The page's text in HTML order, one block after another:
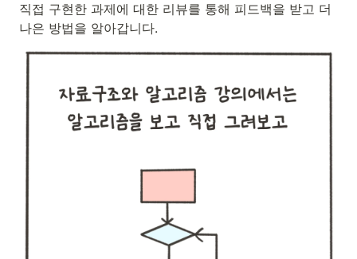
직접 구현한 과제에 대한 리뷰를 통해 피드백을 받고 더
나은 방법을 알아갑니다.